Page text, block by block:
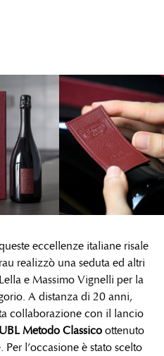
eccellenze italiane risale
realizzò una seduta ed altri
Lella e Massimo Vignelli per la
. A distanza di 20 anni,
collaborazione con il lancio
Metodo Classicoottenuto
l’occasione è stato scelto